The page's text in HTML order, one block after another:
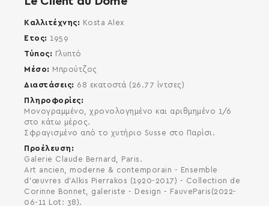
SEARCH AND PRESS ENTER
Καλλιτέχνης
Kosta Alex
Έτος
1959
Τύπος
Γλυπτό
Μέσο
Μπρούτζος
Διαστάσεις
68 εκατοστά (26.77 ίντσες)
Πληροφορίες
Μονογραμμένο, χρονολογημένο και αριθμημένο 1/6
στο κάτω μέρος.
Σφραγισμένο από το χυτήριο Susse στο Παρίσι.
Προέλευση
Galerie Claude Bernard, Paris.
Art ancien, moderne & contemporain - Ensemble
d’œuvres d’Alkis Pierrakos (1920-2017) - Collection de
Corinne Bonnet, galeriste - Design - FauveParis(2022-
06-11 Lot: 38).